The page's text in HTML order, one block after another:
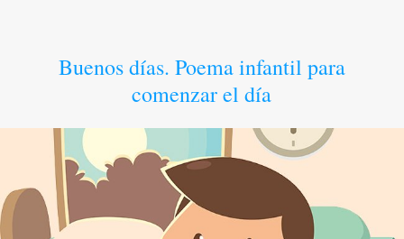
Buenos días. Poema infantil para
comenzar el día